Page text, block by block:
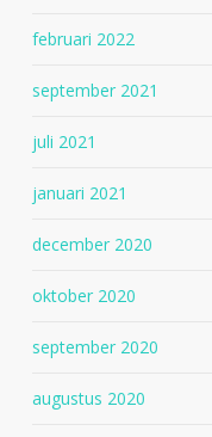
februari 2022
september 2021
juli 2021
januari 2021
december 2020
oktober 2020
september 2020
augustus 2020